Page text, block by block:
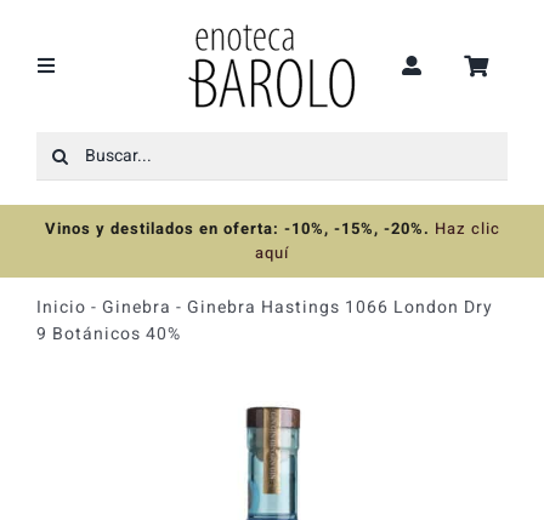
contenido
Toggle
Recomendaciones
Ofertas
Colecciones
Buscar:
Vinos y destilados en oferta: -10%, -15%, -20%. Haz clic
aquí
Inicio - Ginebra - Ginebra Hastings 1066 London Dry
9 Botánicos 40%